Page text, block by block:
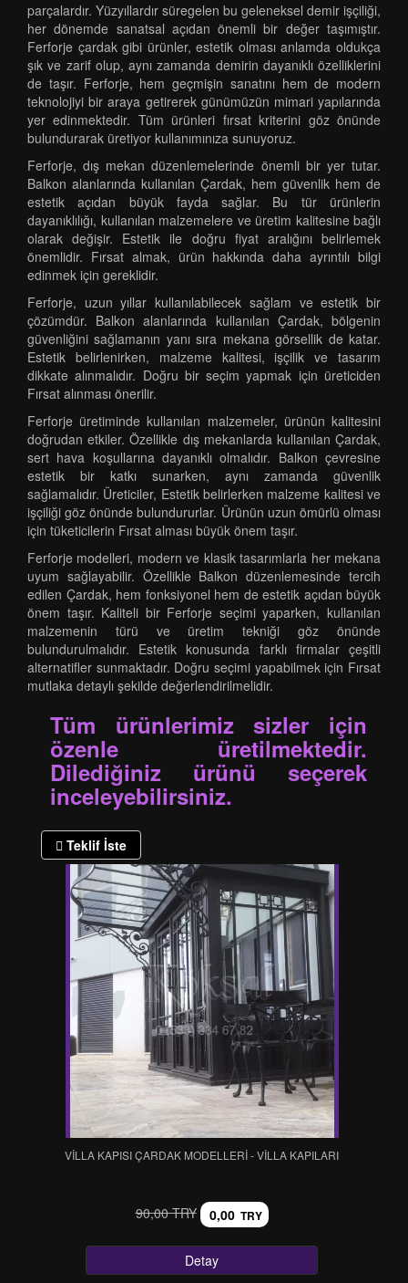
parçalardır. Yüzyıllardır süregelen bu geleneksel demir işçiliği,
her dönemde sanatsal açıdan önemli bir değer taşımıştır.
Ferforje çardak gibi ürünler, estetik olması anlamda oldukça
şık ve zarif olup, aynı zamanda demirin dayanıklı özelliklerini
de taşır. Ferforje, hem geçmişin sanatını hem de modern
teknolojiyi bir araya getirerek günümüzün mimari yapılarında
yer edinmektedir. Tüm ürünleri fırsat kriterini göz önünde
bulundurarak üretiyor kullanımınıza sunuyoruz.
Ferforje, dış mekan düzenlemelerinde önemli bir yer tutar.
Balkon alanlarında kullanılan Çardak, hem güvenlik hem de
estetik açıdan büyük fayda sağlar. Bu tür ürünlerin
dayanıklılığı, kullanılan malzemelere ve üretim kalitesine bağlı
olarak değişir. Estetik ile doğru fiyat aralığını belirlemek
önemlidir. Fırsat almak, ürün hakkında daha ayrıntılı bilgi
edinmek için gereklidir.
Ferforje, uzun yıllar kullanılabilecek sağlam ve estetik bir
çözümdür. Balkon alanlarında kullanılan Çardak, bölgenin
güvenliğini sağlamanın yanı sıra mekana görsellik de katar.
Estetik belirlenirken, malzeme kalitesi, işçilik ve tasarım
dikkate alınmalıdır. Doğru bir seçim yapmak için üreticiden
Fırsat alınması önerilir.
Ferforje üretiminde kullanılan malzemeler, ürünün kalitesini
doğrudan etkiler. Özellikle dış mekanlarda kullanılan Çardak,
sert hava koşullarına dayanıklı olmalıdır. Balkon çevresine
estetik bir katkı sunarken, aynı zamanda güvenlik
sağlamalıdır. Üreticiler, Estetik belirlerken malzeme kalitesi ve
işçiliği göz önünde bulundururlar. Ürünün uzun ömürlü olması
için tüketicilerin Fırsat alması büyük önem taşır.
Ferforje modelleri, modern ve klasik tasarımlarla her mekana
uyum sağlayabilir. Özellikle Balkon düzenlemesinde tercih
edilen Çardak, hem fonksiyonel hem de estetik açıdan büyük
önem taşır. Kaliteli bir Ferforje seçimi yaparken, kullanılan
malzemenin türü ve üretim tekniği göz önünde
bulundurulmalıdır. Estetik konusunda farklı firmalar çeşitli
alternatifler sunmaktadır. Doğru seçimi yapabilmek için Fırsat
mutlaka detaylı şekilde değerlendirilmelidir.
Tüm ürünlerimiz sizler için
özenle üretilmektedir.
Dilediğiniz ürünü seçerek
inceleyebilirsiniz.
Teklif İste
VİLLA KAPISI ÇARDAK MODELLERİ - VİLLA KAPILARI
90,00 TRY 0,00 TRY
Detay